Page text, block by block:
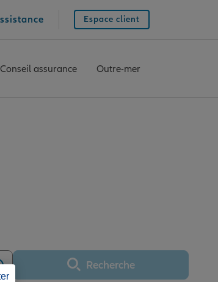
Espace client
Conseil assurance Outre-mer
ma positionRecherche